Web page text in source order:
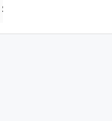
Szeged